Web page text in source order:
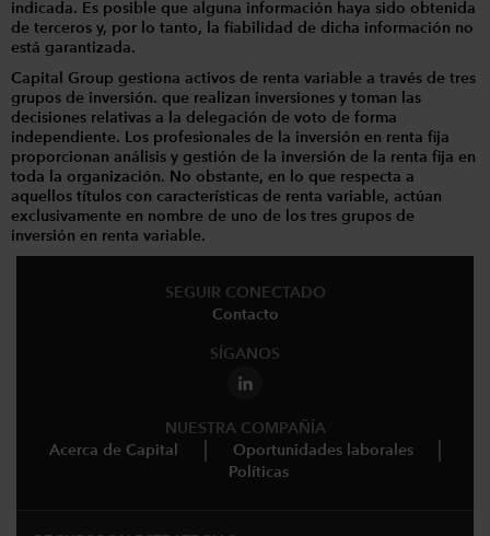
indicada. Es posible que alguna información haya sido obtenida
de terceros y, por lo tanto, la fiabilidad de dicha información no
está garantizada.
Capital Group gestiona activos de renta variable a través de tres
grupos de inversión. que realizan inversiones y toman las
decisiones relativas a la delegación de voto de forma
independiente. Los profesionales de la inversión en renta fija
proporcionan análisis y gestión de la inversión de la renta fija en
toda la organización. No obstante, en lo que respecta a
aquellos títulos con características de renta variable, actúan
exclusivamente en nombre de uno de los tres grupos de
inversión en renta variable.
SEGUIR CONECTADO
Contacto
SÍGANOS
NUESTRA COMPAÑÍA
Acerca de Capital
Oportunidades laborales
Políticas